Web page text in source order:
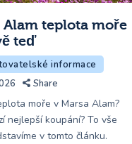
Alam teplota moře
teď
informace
Share
moře v Marsa Alam?
nejlepší koupání? To vše
v tomto článku.